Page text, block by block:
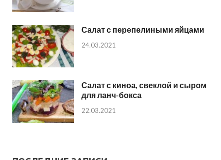
Салат с перепелиными яйцами
24.03.2021
Салат с киноа, свеклой и сыром
для ланч-бокса
22.03.2021